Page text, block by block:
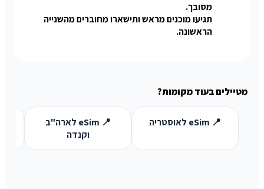
מסובך.
תגיעו מוכנים מראש ותישארו מחוברים מהשנייה
הראשונה.
מטיילים בעוד מקומות?
📍 eSim לאוסטריה
📍 eSim לארה"ב
וקנדה